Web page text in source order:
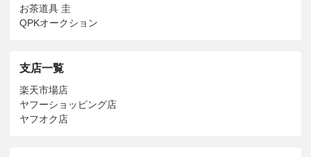
お茶道具 圭
QPKオークション
支店一覧
楽天市場店
ヤフーショッピング店
ヤフオク店